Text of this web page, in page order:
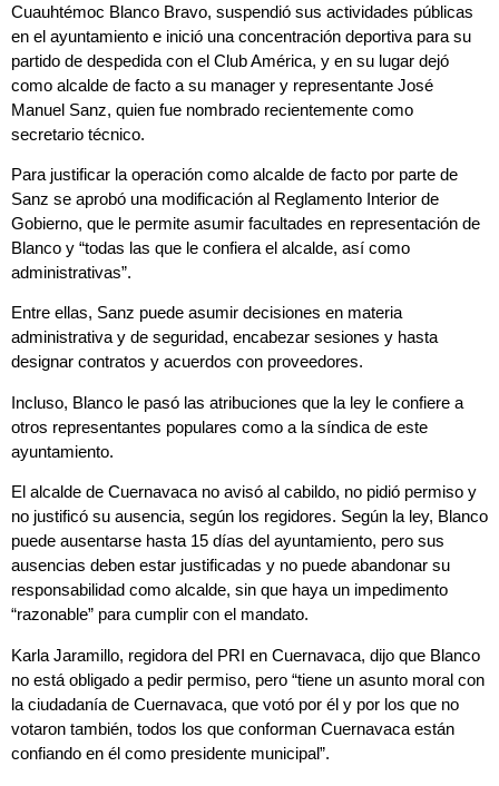
Cuauhtémoc Blanco Bravo, suspendió sus actividades públicas
en el ayuntamiento e inició una concentración deportiva para su
partido de despedida con el Club América, y en su lugar dejó
como alcalde de facto a su manager y representante José
Manuel Sanz, quien fue nombrado recientemente como
secretario técnico.
Para justificar la operación como alcalde de facto por parte de
Sanz se aprobó una modificación al Reglamento Interior de
Gobierno, que le permite asumir facultades en representación de
Blanco y “todas las que le confiera el alcalde, así como
administrativas”.
Entre ellas, Sanz puede asumir decisiones en materia
administrativa y de seguridad, encabezar sesiones y hasta
designar contratos y acuerdos con proveedores.
Incluso, Blanco le pasó las atribuciones que la ley le confiere a
otros representantes populares como a la síndica de este
ayuntamiento.
El alcalde de Cuernavaca no avisó al cabildo, no pidió permiso y
no justificó su ausencia, según los regidores. Según la ley, Blanco
puede ausentarse hasta 15 días del ayuntamiento, pero sus
ausencias deben estar justificadas y no puede abandonar su
responsabilidad como alcalde, sin que haya un impedimento
“razonable” para cumplir con el mandato.
Karla Jaramillo, regidora del PRI en Cuernavaca, dijo que Blanco
no está obligado a pedir permiso, pero “tiene un asunto moral con
la ciudadanía de Cuernavaca, que votó por él y por los que no
votaron también, todos los que conforman Cuernavaca están
confiando en él como presidente municipal”.